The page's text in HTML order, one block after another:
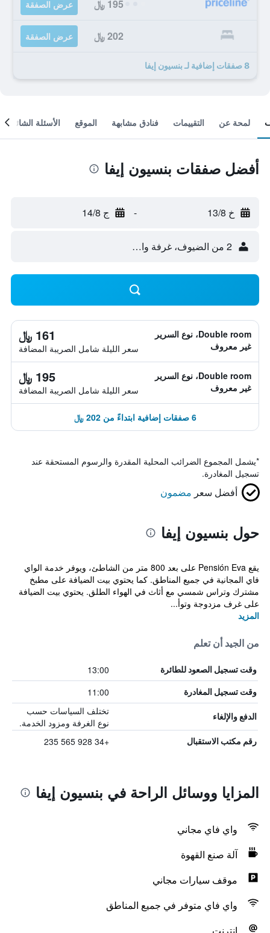
195 ﷼ عرض الصفقة
202 ﷼ عرض الصفقة
8 صفقات إضافية لـ بنسيون إيفا
لمحة عن التقييمات فنادق مشابهة الموقع الأسئلة الشائعة
أفضل صفقات بنسيون إيفا
خ 13/8 - ج 14/8
2 من الضيوف، غرفة واحدة
Double room، نوع السرير
غير معروف
161 ﷼
سعر الليلة شامل الصريبة المضافة
Double room، نوع السرير
غير معروف
195 ﷼
سعر الليلة شامل الصريبة المضافة
6 صفقات إضافية ابتداءً من 202 ﷼
*يشمل المجموع الضرائب المحلية المقدرة والرسوم المستحقة عند
تسجيل المغادرة.
أفضل سعر مضمون
حول بنسيون إيفا
يقع Pensión Eva على بعد 800 متر من الشاطئ، ويوفر خدمة الواي
فاي المجانية في جميع المناطق. كما يحتوي بيت الضيافة على مطبخ
مشترك وتراس شمسي مع أثاث في الهواء الطلق. يحتوي بيت الضيافة
على غرف مزدوجة وتوأ...
المزيد
من الجيد أن تعلم
وقت تسجيل الصعود للطائرة 13:00
وقت تسجيل المغادرة 11:00
الدفع والإلغاء
تختلف السياسات حسب
نوع الغرفة ومزود الخدمة.
رقم مكتب الاستقبال +34 928 565 235
المزايا ووسائل الراحة في بنسيون إيفا
واي فاي مجاني
آلة صنع القهوة
موقف سيارات مجاني
واي فاي متوفر في جميع المناطق